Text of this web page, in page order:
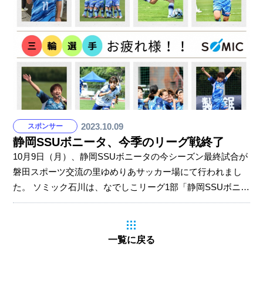
されないように… 会社の損害を最小限に抑えるために… 災
害は起きる前、事前の対策・準備がとても大切です。 セミ
ナーで近年の気象傾向、線状降水帯のメカニズム、風
スポンサー 2023.10.09
静岡SSUボニータ、今季のリーグ戦終了
10月9日（月）、静岡SSUボニータの今シーズン最終試合が
磐田スポーツ交流の里ゆめりあサッカー場にて行われまし
た。 ソミック石川は、なでしこリーグ1部「静岡SSUボニー
タ」のオフィシャルジョブパートナーです。 今年4月、背番
社し、総務部で仕事を頑張りながら、サッカー選手として
一覧に戻る